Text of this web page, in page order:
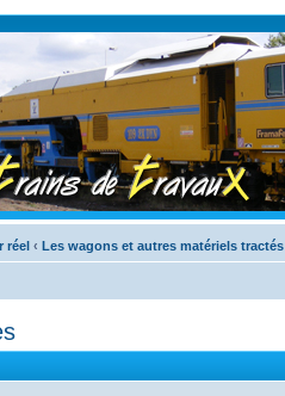
réel ‹ Les wagons et autres matériels tractés